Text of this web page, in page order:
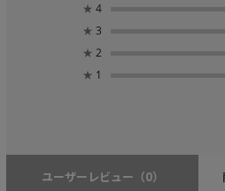
★ 4
★ 3
★ 2
★ 1
ユーザーレビュー （0）